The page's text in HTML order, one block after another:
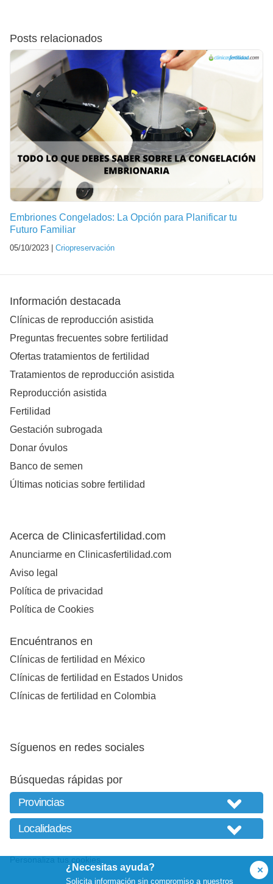
Posts relacionados
Embriones Congelados: La Opción para Planificar tu
Futuro Familiar
05/10/2023 | Criopreservación
¿Necesitas ayuda?
Solicita información sin compromiso a nuestros
Información destacada
Clínicas de reproducción asistida
Preguntas frecuentes sobre fertilidad
Ofertas tratamientos de fertilidad
Tratamientos de reproducción asistida
Reproducción asistida
Fertilidad
Gestación subrogada
Donar óvulos
Banco de semen
Últimas noticias sobre fertilidad
Acerca de Clinicasfertilidad.com
Anunciarme en Clinicasfertilidad.com
Aviso legal
Política de privacidad
Política de Cookies
Encuéntranos en
Clínicas de fertilidad en México
Clínicas de fertilidad en Estados Unidos
Clínicas de fertilidad en Colombia
Síguenos en redes sociales
Búsquedas rápidas por